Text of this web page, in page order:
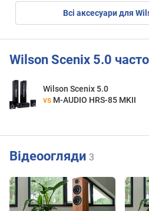
Всі аксесуари для
Wilson Scenix 5.0
Wilson Scenix 5.0
vs M-AUDIO HRS-85 MKII
Відеоогляди 3